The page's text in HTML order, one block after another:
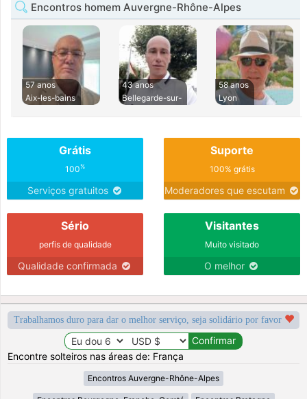
Encontros homem Auvergne-Rhône-Alpes
57 anos
Aix-les-bains
43 anos
Bellegarde-sur-
58 anos
Lyon
Grátis
100%
Serviços gratuitos
Suporte
100% grátis
Moderadores que escutam
Sério
perfis de qualidade
Qualidade confirmada
Visitantes
Muito visitado
O melhor
Trabalhamos duro para dar o melhor serviço, seja solidário por favor
Encontre solteiros nas áreas de: França
Encontros Auvergne-Rhône-Alpes